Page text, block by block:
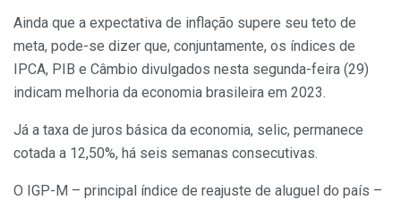
Ainda que a expectativa de inflação supere seu teto de
meta, pode-se dizer que, conjuntamente, os índices de
IPCA, PIB e Câmbio divulgados nesta segunda-feira (29)
indicam melhoria da economia brasileira em 2023.
Já a taxa de juros básica da economia, selic, permanece
cotada a 12,50%, há seis semanas consecutivas.
O IGP-M – principal índice de reajuste de aluguel do país –